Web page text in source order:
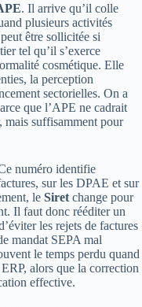
. Il arrive qu’il colle
plusieurs activités
être sollicitée si
tel qu’il s’exerce
cosmétique. Elle
la perception
sectorielles. On a
que l’APE ne cadrait
mais suffisamment pour
numéro identifie
sur les DPAE et sur
le Siret change pour
Il faut donc rééditer un
les rejets de factures
mandat SEPA mal
le temps perdu quand
alors que la correction
effective.